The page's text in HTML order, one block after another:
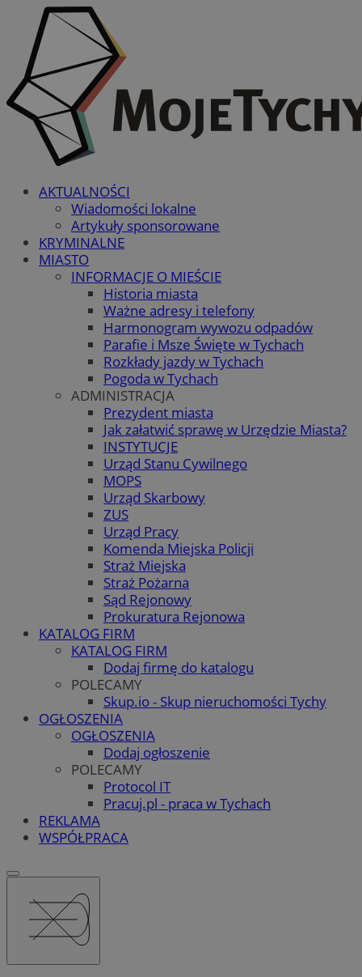
AKTUALNOŚCI
Wiadomości lokalne
Artykuły sponsorowane
KRYMINALNE
MIASTO
INFORMACJE O MIEŚCIE
Historia miasta
Ważne adresy i telefony
Harmonogram wywozu odpadów
Parafie i Msze Święte w Tychach
Rozkłady jazdy w Tychach
Pogoda w Tychach
ADMINISTRACJA
Prezydent miasta
Jak załatwić sprawę w Urzędzie Miasta?
INSTYTUCJE
Urząd Stanu Cywilnego
MOPS
Urząd Skarbowy
ZUS
Urząd Pracy
Komenda Miejska Policji
Straż Miejska
Straż Pożarna
Sąd Rejonowy
Prokuratura Rejonowa
KATALOG FIRM
KATALOG FIRM
Dodaj firmę do katalogu
POLECAMY
Skup.io - Skup nieruchomości Tychy
OGŁOSZENIA
OGŁOSZENIA
Dodaj ogłoszenie
POLECAMY
Protocol IT
Pracuj.pl - praca w Tychach
REKLAMA
WSPÓŁPRACA